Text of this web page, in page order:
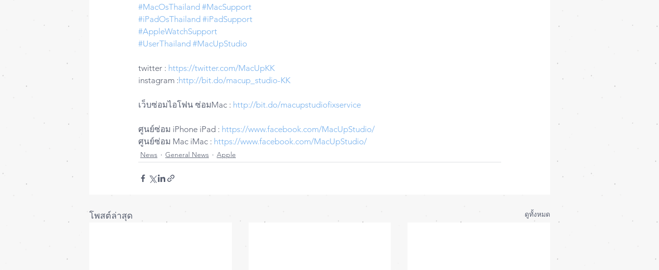
#MacOsThailand #MacSupport
#iPadOsThailand #iPadSupport
#AppleWatchSupport
#UserThailand #MacUpStudio
twitter : https://twitter.com/MacUpKK
instagram :http://bit.do/macup_studio-KK
เว็บซ่อมไอโฟน ซ่อมMac : http://bit.do/macupstudiofixservice
ศูนย์ซ่อม iPhone iPad : https://www.facebook.com/MacUpStudio/
ศูนย์ซ่อม Mac iMac : https://www.facebook.com/MacUpStudio/
News General News Apple
โพสต์ล่าสุด ดูทั้งหมด